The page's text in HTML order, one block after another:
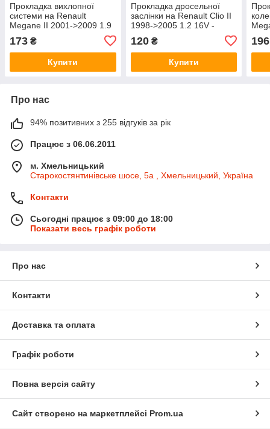
Прокладка вихлопної
системи на Renault
Megane II 2001->2009 1.9
dCi - Nissan (Оригінал) -
20692-00QAE
173 ₴
Купити
Прокладка дросельної
заслінки на Renault Clio II
1998->2005 1.2 16V -
7701059328
120₴
Купити
196
Про нас
94% позитивних з 255 відгуків за рік
Працює з 06.06.2011
м. Хмельницький
Старокостянтинівське шосе, 5а , Хмельницький, Україна
Контакти
Сьогодні працює з 09:00 до 18:00
Показати весь графік роботи
Про нас
Контакти
Доставка та оплата
Графік роботи
Повна версія сайту
Сайт створено на маркетплейсі Prom.ua